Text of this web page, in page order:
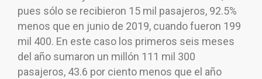
pues sólo se recibieron 15 mil pasajeros, 92.5%
menos que en junio de 2019, cuando fueron 199
mil 400. En este caso los primeros seis meses
del año sumaron un millón 111 mil 300
pasajeros, 43.6 por ciento menos que el año